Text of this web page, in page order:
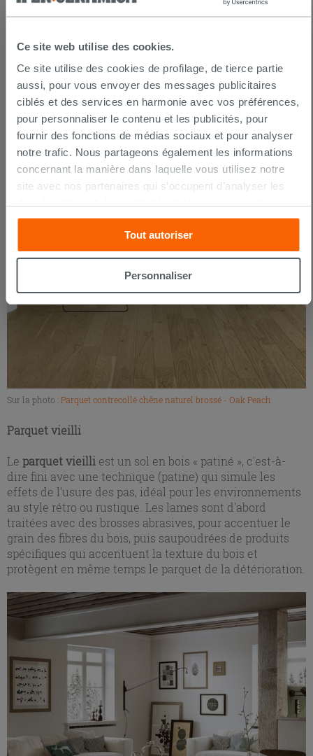
Ce site web utilise des cookies.
Ce site utilise des cookies de profilage, de tierce partie
aussi, pour vous envoyer des messages publicitaires
ciblés et des services en harmonie avec vos préférences,
pour personnaliser le contenu et les publicités, pour
fournir des fonctions de médias sociaux et pour analyser
notre trafic. Nous partageons également les informations
concernant la manière dans laquelle vous utilisez notre
site avec nos partenaires qui s’occupent d’analyser les
Lesdits partenaires pourraient combiner ces informations
avec d’autres que vous leur avez fournies ou qu’ils ont
recueillies à partir de votre utilisation sur leurs services.
Si vous souhaitez en savoir davantage ou refusez le
seulement,cliquez iciou « personalizer ». Le
pourrez continuer à naviguer après l'installation des
Tout autoriser
Personnaliser
surface. Le résultat est une surface légèrement
rugueuse, capable d’allier une bonne durabilité et un
traitement qui peut être appliqué à n'importe quelle
essence de bois pour parquet.
Sur la photo :Parquet contrecollé chêne naturel brossé - Oak Peach
Parquet vieilli
Le parquet vieilli est un sol en bois « patiné », c'est-à-
dire fini avec une technique (patine) qui simule les
effets de l'usure des pas, idéal pour les environnements
au style rétro ou rustique. Les lames sont d'abord
traitées avec des brosses abrasives, pour accentuer le
grain des fibres du bois, puis saupoudrées de produits
spécifiques qui accentuent la texture du bois et
protègent en même temps le parquet de la détérioration.